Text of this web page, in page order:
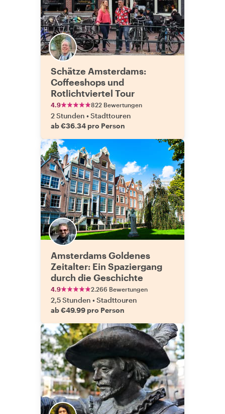
Schätze Amsterdams:
Coffeeshops und
Rotlichtviertel Tour
4.9 822 Bewertungen
2 Stunden •Stadttouren
ab €36.34 pro Person
Amsterdams Goldenes
Zeitalter: Ein Spaziergang
durch die Geschichte
4.9 2.266 Bewertungen
2,5 Stunden •Stadttouren
ab €49.99 pro Person